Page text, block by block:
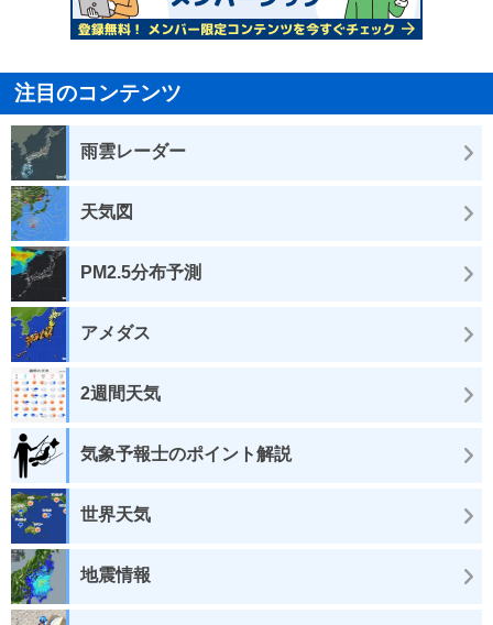
注目のコンテンツ
雨雲レーダー
天気図
PM2.5分布予測
アメダス
2週間天気
気象予報士のポイント解説
世界天気
地震情報